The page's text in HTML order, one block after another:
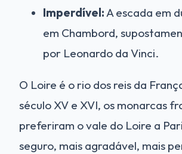
Imperdível:A escada em
em Chambord,
por Leonardo da Vinci.
O Loire é o rio dos reis da
século XV e XVI, os monarcas
preferiram o vale do Loire a
seguro, mais agradável, mais